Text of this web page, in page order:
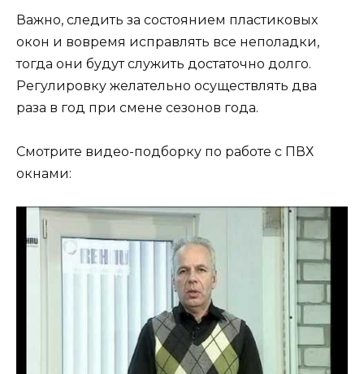
Важно, следить за состоянием пластиковых
окон и вовремя исправлять все неполадки,
тогда они будут служить достаточно долго.
Регулировку желательно осуществлять два
раза в год при смене сезонов года.
Смотрите видео-подборку по работе с ПВХ
окнами: